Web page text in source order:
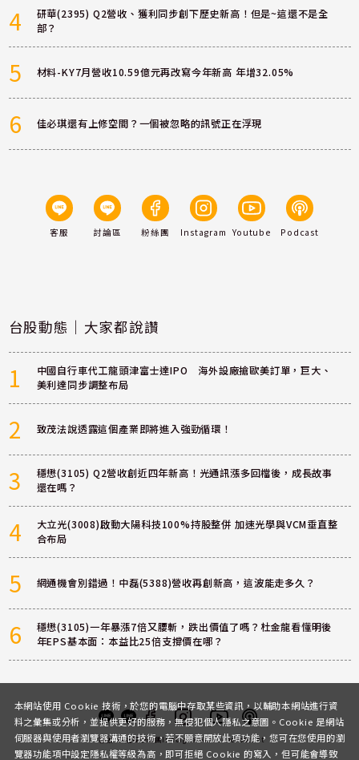
4
研華(2395) Q2營收、獲利同步創下歷史新高！但是~這還不是全
部？
5 材料-KY7月營收10.59億元再改寫今年新高 年增32.05%
6 佳必琪還有上修空間？一個被忽略的訊號正在浮現
客服 討論區 粉絲團 Instagram Youtube Podcast
台股動態｜大家都說讚
1
中國自行車代工龍頭津富士達IPO 海外設廠搶歐美訂單，巨大、
美利達同步調整布局
2 致茂法說透露這個產業即將進入強勁循環！
3
穩懋(3105) Q2營收創近四年新高！光通訊漲多回檔後，成長故事
還在嗎？
4
大立光(3008)啟動大陽科技100%持股整併 加速光學與VCM垂直整
合布局
5 網通機會別錯過！中磊(5388)營收再創新高，這波能走多久？
6
穩懋(3105)一年暴漲7倍又腰斬，跌出價值了嗎？杜金龍看懂明後
年EPS基本面：本益比25倍支撐價在哪？
客服 討論區粉絲團InstagramYoutubePodcast
本網站使用 Cookie 技術，於您的電腦中存取某些資訊，以輔助本網站進行資
料之彙集或分析，並提供更好的服務，無侵犯個人隱私之意圖。Cookie 是網站
伺服器與使用者瀏覽器溝通的技術，若不願意開放此項功能，您可在您使用的瀏
覽器功能項中設定隱私權等級為高，即可拒絕 Cookie 的寫入，但可能會導致